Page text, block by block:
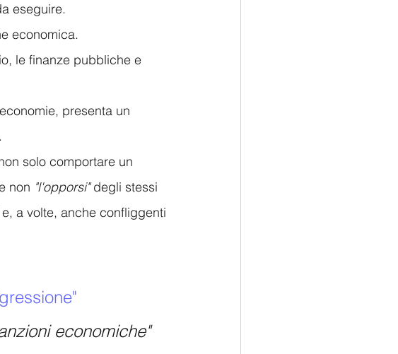
eseguire.
economica.
le finanze pubbliche e
presenta un
solo comportare un
non "l'opporsi" degli stessi
a volte, anche confliggenti
economiche"